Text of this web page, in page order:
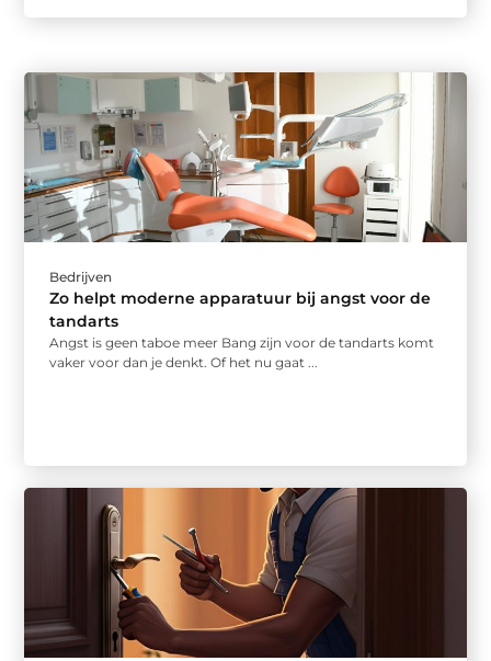
Bedrijven
Zo helpt moderne apparatuur bij angst voor de
tandarts
Angst is geen taboe meer Bang zijn voor de tandarts komt
vaker voor dan je denkt. Of het nu gaat ...